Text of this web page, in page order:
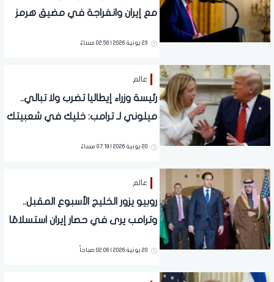
مع إيران وانفراجة في مضيق هرمز
23 يونية 2026 | 02:56 مساءً
عالم
رئيسة وزراء إيطاليا تضرب ولا تبالي..
ميلوني لـ ترامب: خليك في شعبيتك
20 يونية 2026 | 07:19 مساءً
عالم
روبيو يزور الخليج الأسبوع المقبل..
وترامب يرى في حصار إيران استسلامًا
20 يونية 2026 | 02:06 صباحاً